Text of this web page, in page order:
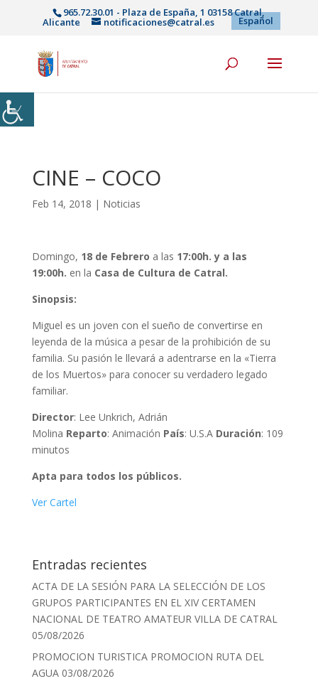
965.72.30.01 - Plaza de España, 1 03158 Catral,
Alicante notificaciones@catral.es Español
CINE – COCO
Feb 14, 2018 | Noticias
Domingo, 18 de Febrero a las 17:00h. y a las
19:00h. en la Casa de Cultura de Catral.
Sinopsis:
Miguel es un joven con el sueño de convertirse en
leyenda de la música a pesar de la prohibición de su
familia. Su pasión le llevará a adentrarse en la «Tierra
de los Muertos» para conocer su verdadero legado
familiar.
Director: Lee Unkrich, Adrián
Molina Reparto: Animación País: U.S.A Duración: 109
minutos
Apta para todos los públicos.
Ver Cartel
Entradas recientes
ACTA DE LA SESIÓN PARA LA SELECCIÓN DE LOS
GRUPOS PARTICIPANTES EN EL XIV CERTAMEN
NACIONAL DE TEATRO AMATEUR VILLA DE CATRAL
05/08/2026
PROMOCION TURISTICA PROMOCION RUTA DEL
AGUA 03/08/2026